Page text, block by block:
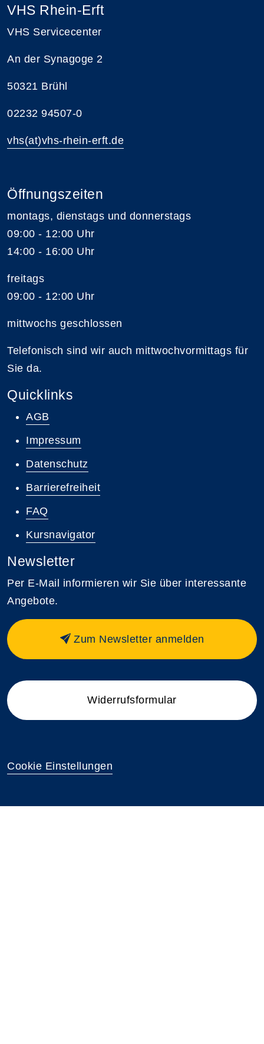
VHS Rhein-Erft
VHS Servicecenter
An der Synagoge 2
50321 Brühl
02232 94507-0
vhs(at)vhs-rhein-erft.de
Öffnungszeiten
montags, dienstags und donnerstags
09:00 - 12:00 Uhr
14:00 - 16:00 Uhr
freitags
09:00 - 12:00 Uhr
mittwochs geschlossen
Telefonisch sind wir auch mittwochvormittags für
Sie da.
Quicklinks
AGB
Impressum
Datenschutz
Barrierefreiheit
FAQ
Kursnavigator
Newsletter
Per E-Mail informieren wir Sie über interessante
Angebote.
Zum Newsletter anmelden
Widerrufsformular
Cookie Einstellungen